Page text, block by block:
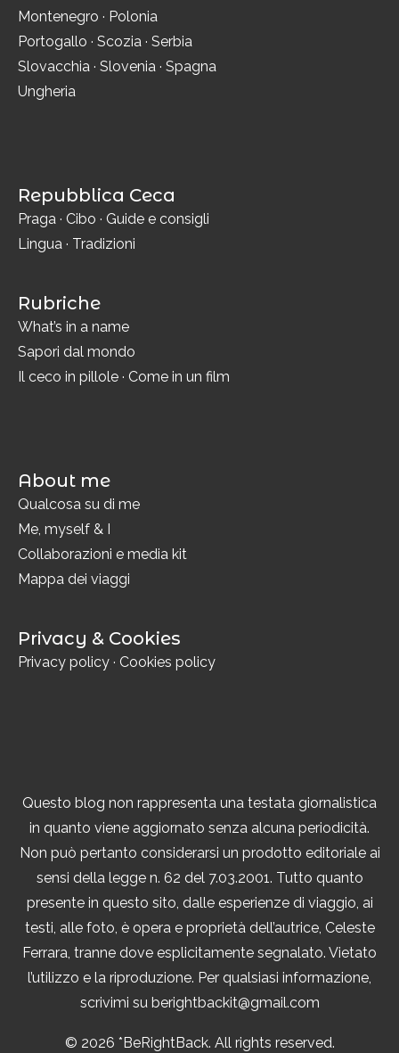
Montenegro · Polonia
Portogallo · Scozia · Serbia
Slovacchia · Slovenia · Spagna
Ungheria
Repubblica Ceca
Praga · Cibo · Guide e consigli
Lingua · Tradizioni
Rubriche
What’s in a name
Sapori dal mondo
Il ceco in pillole · Come in un film
About me
Qualcosa su di me
Me, myself & I
Collaborazioni e media kit
Mappa dei viaggi
Privacy & Cookies
Privacy policy · Cookies policy
Questo blog non rappresenta una testata giornalistica
in quanto viene aggiornato senza alcuna periodicità.
Non può pertanto considerarsi un prodotto editoriale ai
sensi della legge n. 62 del 7.03.2001. Tutto quanto
presente in questo sito, dalle esperienze di viaggio, ai
testi, alle foto, è opera e proprietà dell’autrice, Celeste
Ferrara, tranne dove esplicitamente segnalato. Vietato
l’utilizzo e la riproduzione. Per qualsiasi informazione,
scrivimi su berightbackit@gmail.com
© 2026 *BeRightBack. All rights reserved.